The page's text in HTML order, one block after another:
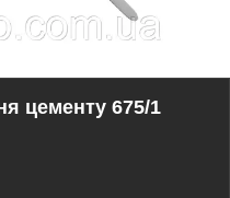
цементу 675/1